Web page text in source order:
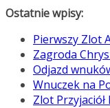
Przejdź
treści
Ostatnie wpisy:
Pierwszy Zlot
Zagroda
Odjazd
Wnuczek na
Zlot Przyjaciół